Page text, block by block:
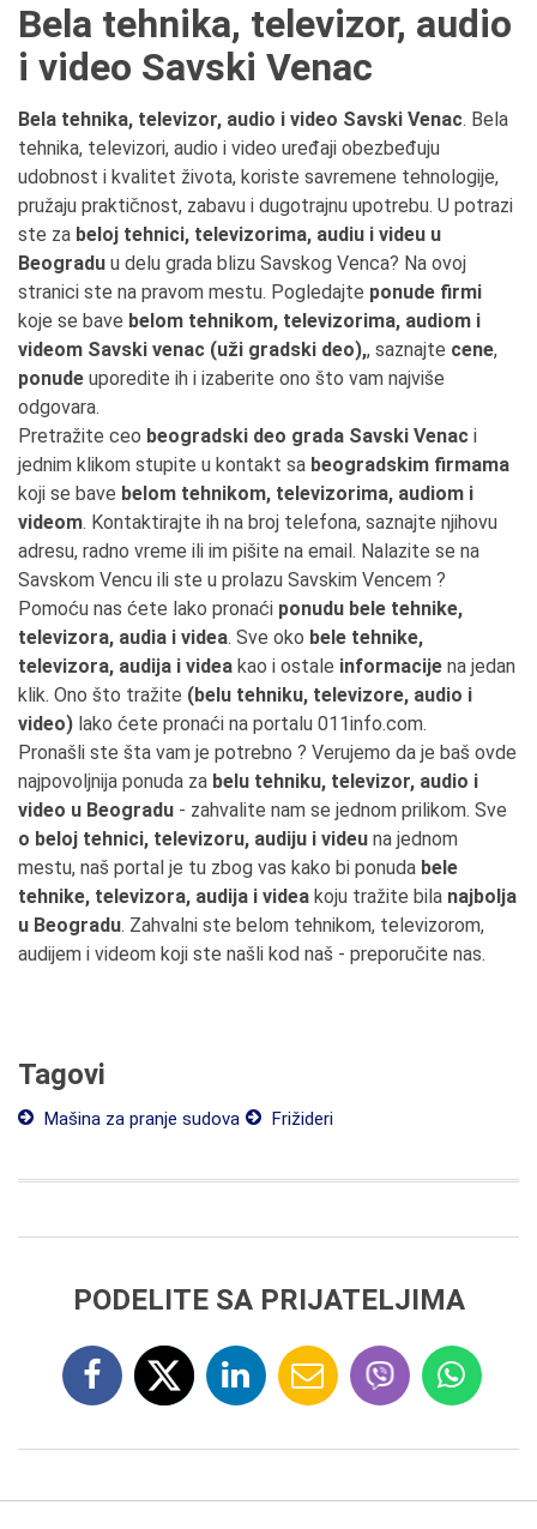
Bela tehnika, televizor, audio
i video Savski Venac
Bela tehnika, televizor, audio i video Savski Venac. Bela
tehnika, televizori, audio i video uređaji obezbeđuju
udobnost i kvalitet života, koriste savremene tehnologije,
pružaju praktičnost, zabavu i dugotrajnu upotrebu. U potrazi
ste za beloj tehnici, televizorima, audiu i videu u
Beogradu u delu grada blizu Savskog Venca? Na ovoj
stranici ste na pravom mestu. Pogledajte ponude firmi
koje se bave belom tehnikom, televizorima, audiom i
videom Savski venac (uži gradski deo),, saznajte cene,
ponude uporedite ih i izaberite ono što vam najviše
odgovara.
Pretražite ceo beogradski deo grada Savski Venac i
jednim klikom stupite u kontakt sa beogradskim firmama
koji se bave belom tehnikom, televizorima, audiom i
videom. Kontaktirajte ih na broj telefona, saznajte njihovu
adresu, radno vreme ili im pišite na email. Nalazite se na
Savskom Vencu ili ste u prolazu Savskim Vencem ?
Pomoću nas ćete lako pronaći ponudu bele tehnike,
televizora, audia i videa. Sve oko bele tehnike,
televizora, audija i videa kao i ostale informacije na jedan
klik. Ono što tražite (belu tehniku, televizore, audio i
video) lako ćete pronaći na portalu 011info.com.
Pronašli ste šta vam je potrebno ? Verujemo da je baš ovde
najpovoljnija ponuda za belu tehniku, televizor, audio i
video u Beogradu - zahvalite nam se jednom prilikom. Sve
o beloj tehnici, televizoru, audiju i videu na jednom
mestu, naš portal je tu zbog vas kako bi ponuda bele
tehnike, televizora, audija i videa koju tražite bila najbolja
u Beogradu. Zahvalni ste belom tehnikom, televizorom,
audijem i videom koji ste našli kod naš - preporučite nas.
Tagovi
Mašina za pranje sudova Frižideri
PODELITE SA PRIJATELJIMA